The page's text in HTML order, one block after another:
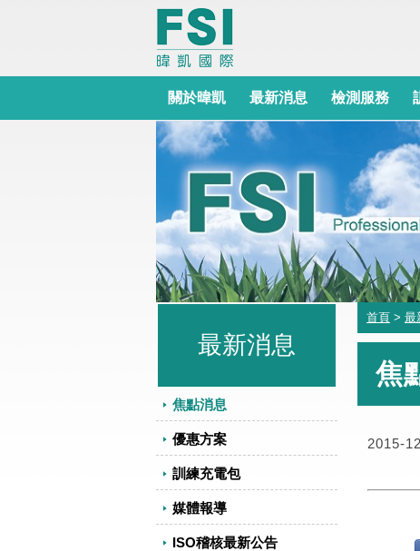
關於暐凱 最新消息 檢測服務
最新消息
焦點消息
優惠方案
訓練充電包
媒體報導
ISO稽核最新公告
首頁 > 最
焦
2015-